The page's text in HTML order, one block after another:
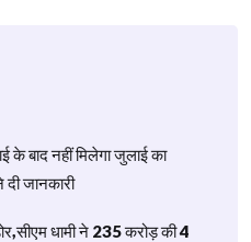
के बाद नहीं मिलेगा जुलाई का
दी जानकारी
धामी ने 235 करोड़ की 4